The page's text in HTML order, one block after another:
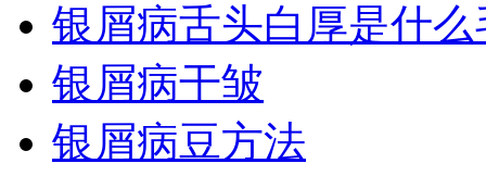
银屑病舌头白厚是什么
银屑病干皱
银屑病豆方法